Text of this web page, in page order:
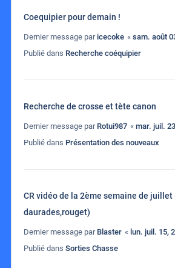
Coequipier pour demain !
Dernier message paricecoke « sam. août
Publié dans Recherche coéquipier
Recherche de crosse et tète canon
Dernier message par Rotui987 « mar. juil.
Publié dans Présentation des nouveaux
CR vidéo de la 2ème semaine de
daurades,rouget)
Dernier message par Blaster « lun. juil. 15,
Publié dans Sorties Chasse